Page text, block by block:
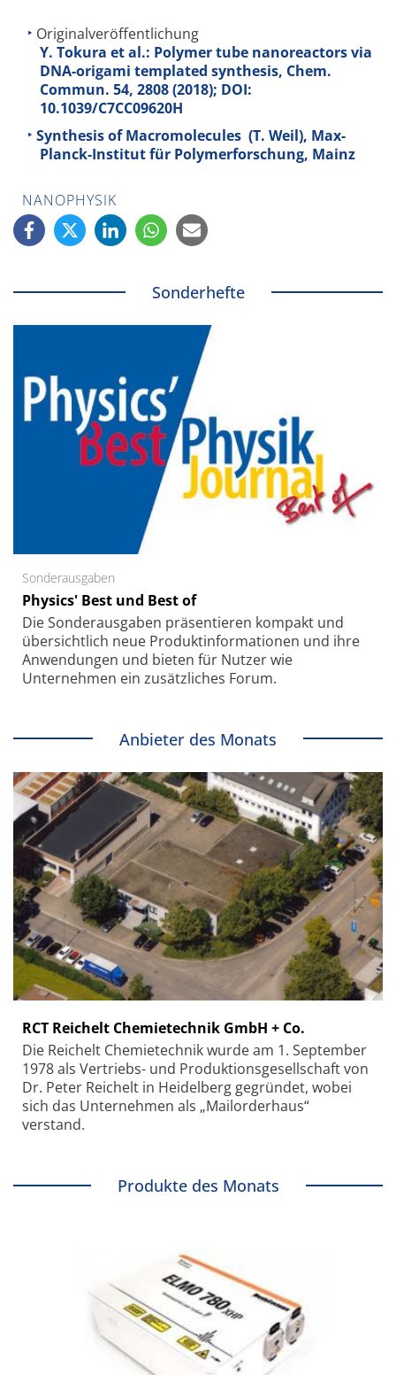
Originalveröffentlichung
Y. Tokura et al.: Polymer tube nanoreactors via
DNA-origami templated synthesis, Chem.
Commun. 54, 2808 (2018); DOI:
10.1039/C7CC09620H
Synthesis of Macromolecules (T. Weil), Max-
Planck-Institut für Polymerforschung, Mainz
NANOPHYSIK
Sonderhefte
Sonderausgaben
Physics' Best und Best of
Die Sonder­ausgaben präsentieren kompakt und
übersichtlich neue Produkt­informationen und ihre
Anwendungen und bieten für Nutzer wie
Unternehmen ein zusätzliches Forum.
Anbieter des Monats
RCT Reichelt Chemietechnik GmbH + Co.
Die Reichelt Chemietechnik wurde am 1. September
1978 als Vertriebs- und Produktionsgesellschaft von
Dr. Peter Reichelt in Heidelberg gegründet, wobei
sich das Unternehmen als „Mailorderhaus“
verstand.
Produkte des Monats